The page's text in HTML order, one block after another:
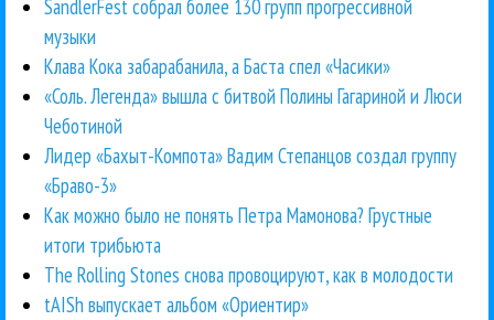
SandlerFest собрал более 130 групп прогрессивной
музыки
Клава Кока забарабанила, а Баста спел «Часики»
«Соль. Легенда» вышла с битвой Полины Гагариной и Люси
Чеботиной
Лидер «Бахыт-Компота» Вадим Степанцов создал группу
«Браво-3»
Как можно было не понять Петра Мамонова? Грустные
итоги трибьюта
The Rolling Stones снова провоцируют, как в молодости
tAISh выпускает альбом «Ориентир»